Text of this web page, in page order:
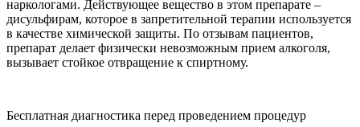
наркологами. Действующее вещество в этом препарате –
дисульфирам, которое в запретительной терапии используется
в качестве химической защиты. По отзывам пациентов,
препарат делает физически невозможным прием алкоголя,
вызывает стойкое отвращение к спиртному.
Бесплатная диагностика перед проведением процедур